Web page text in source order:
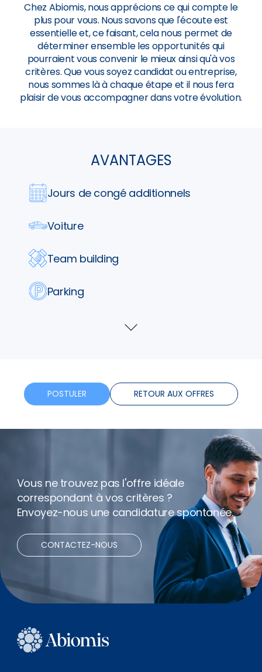
Chez Abiomis, nous apprécions ce qui compte le
plus pour vous. Nous savons que l'écoute est
essentielle et, ce faisant, cela nous permet de
déterminer ensemble les opportunités qui
pourraient vous convenir le mieux ainsi qu'à vos
critères. Que vous soyez candidat ou entreprise,
nous sommes là à chaque étape et il nous fera
plaisir de vous accompagner dans votre évolution.
AVANTAGES
Jours de congé additionnels
Voiture
Team building
Parking
Tickets restaurants
Formation
Télétravail
Voir
POSTULER RETOUR AUX OFFRES
Vous ne trouvez pas l'offre idéale
correspondant à vos critères ?
Envoyez-nous une candidature spontanée.
CONTACTEZ-NOUS